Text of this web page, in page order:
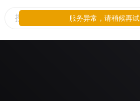
服务异常，请稍候再试